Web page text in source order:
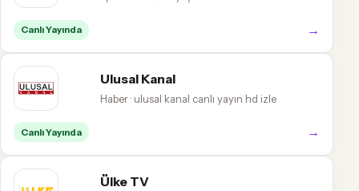
Canlı Yayında →
Ulusal Kanal
Haber · ulusal kanal canlı yayın hd izle
Canlı Yayında →
Ülke TV